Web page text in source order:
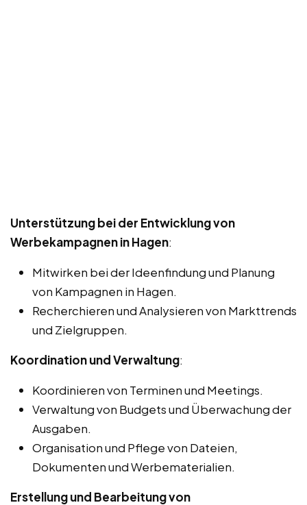
Unterstützung bei der Entwicklung von
Werbekampagnen in Hagen:
Mitwirken bei der Ideenfindung und Planung
von Kampagnen in Hagen.
Recherchieren und Analysieren von Markttrends
und Zielgruppen.
Koordination und Verwaltung:
Koordinieren von Terminen und Meetings.
Verwaltung von Budgets und Überwachung der
Ausgaben.
Organisation und Pflege von Dateien,
Dokumenten und Werbematerialien.
Erstellung und Bearbeitung von